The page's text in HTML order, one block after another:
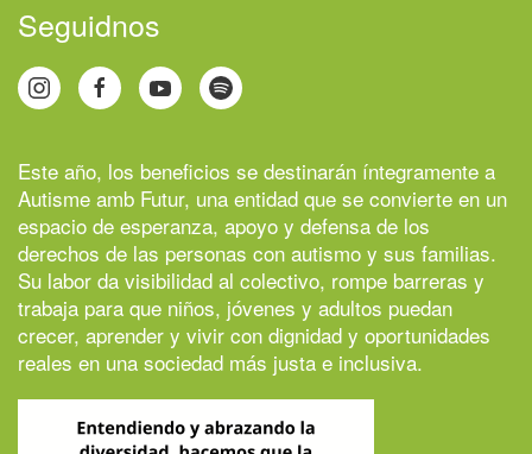
Seguidnos
Este año, los beneficios se destinarán íntegramente a
Autisme amb Futur, una entidad que se convierte en un
espacio de esperanza, apoyo y defensa de los
derechos de las personas con autismo y sus familias.
Su labor da visibilidad al colectivo, rompe barreras y
trabaja para que niños, jóvenes y adultos puedan
crecer, aprender y vivir con dignidad y oportunidades
reales en una sociedad más justa e inclusiva.